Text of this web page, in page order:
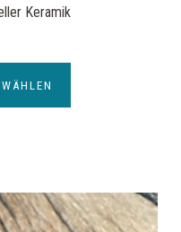
Keramik